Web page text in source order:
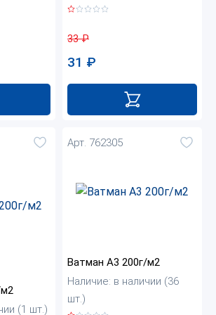
33₽
31 ₽
(1 шт.)
Арт. 762305
Ватман А3 200г/м2
Наличие: в наличии (36
шт.)